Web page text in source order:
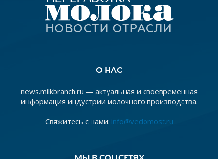
О НАС
news.milkbranch.ru — актуальная и своевременная
информация индустрии молочного производства.
Свяжитесь с нами: info@vedomost.ru